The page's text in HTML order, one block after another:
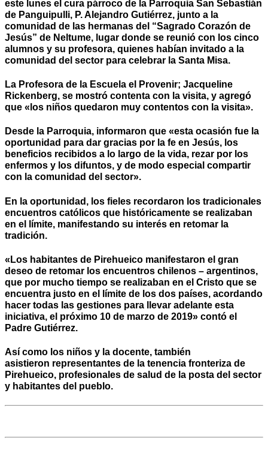
este lunes el cura párroco de la Parroquia San Sebastián
de Panguipulli, P. Alejandro Gutiérrez, junto a la
comunidad de las hermanas del “Sagrado Corazón de
Jesús” de Neltume, lugar donde se reunió con los cinco
alumnos y su profesora, quienes habían invitado a la
comunidad del sector para celebrar la Santa Misa.
La Profesora de la Escuela el Provenir; Jacqueline
Rickenberg, se mostró contenta con la visita, y agregó
que «los niños quedaron muy contentos con la visita».
Desde la Parroquia, informaron que «esta ocasión fue la
oportunidad para dar gracias por la fe en Jesús, los
beneficios recibidos a lo largo de la vida, rezar por los
enfermos y los difuntos, y de modo especial compartir
con la comunidad del sector».
En la oportunidad, los fieles recordaron los tradicionales
encuentros católicos que históricamente se realizaban
en el límite, manifestando su interés en retomar la
tradición.
«Los habitantes de Pirehueico manifestaron el gran
deseo de retomar los encuentros chilenos – argentinos,
que por mucho tiempo se realizaban en el Cristo que se
encuentra justo en el límite de los dos países, acordando
hacer todas las gestiones para llevar adelante esta
iniciativa, el próximo 10 de marzo de 2019» contó el
Padre Gutiérrez.
Así como los niños y la docente, también
asistieron representantes de la tenencia fronteriza de
Pirehueico, profesionales de salud de la posta del sector
y habitantes del pueblo.